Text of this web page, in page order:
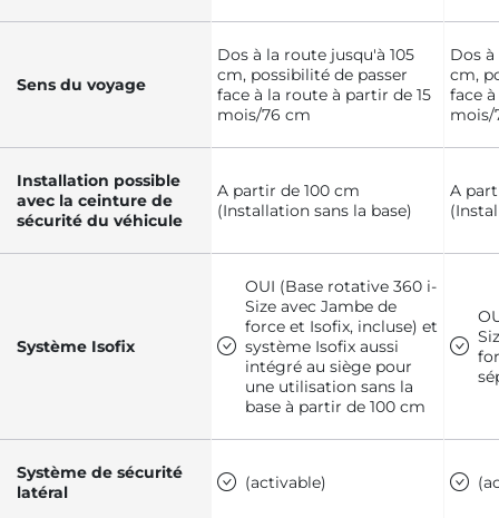
Sens du voyage
Dos à la route jusqu'à 105
cm, possibilité de passer
face à la route à partir de 15
mois/76 cm
Dos
cm,
face
mois/
Installation possible
avec la ceinture de
sécurité du véhicule
A partir de 100 cm
(Installation sans la base)
A
Système Isofix
OUI (Base rotative 360 i-
Size avec Jambe de
force et Isofix, incluse) et
système Isofix aussi
intégré au siège pour
une utilisation sans la
base à partir de 100 cm
Système de sécurité
latéral
(activable)